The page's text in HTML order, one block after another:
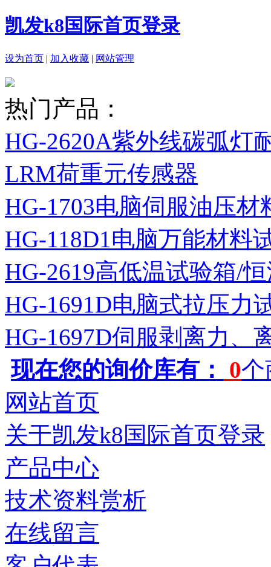
凯发k8国际首页登录
设为首页 | 加入收藏 | 网站管理
热门产品：
HG-2620A紫外线碳弧灯
LRM荷重元传感器
HG-1703电脑伺服油压材
HG-118D1电脑万能材料
HG-2619高低温试验箱/
HG-1691D电脑式拉压力
HG-1697D伺服剥离力、
现在您的询价库有：
0个
网站首页
关于凯发k8国际首页登录
产品中心
技术资料赏析
在线留言